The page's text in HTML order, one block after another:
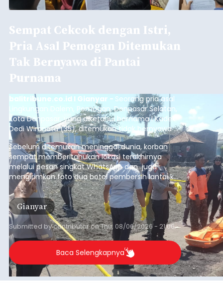
Sempat Cekcok dengan Istri,
Pria Asal Pemogan Ditemukan
Tak Bernyawa di Pantai
Purnama
balitribune.co.id I Gianyar - Seorang pria asal
Lingkungan Dalem, Pemogan, Denpasar Selatan,
Kota Denpasar, yang diketahui bernama I Kadek
Dedi Wiranata (35), ditemukan tidak bernyawa di
pesisir Pantai Purnama, Sukawati.
Sebelum ditemukan meninggal dunia, korban
sempat memberitahukan lokasi terakhirnya
melalui pesan singkat WhatsApp dan juga
mengirimkan foto dua botol pembersih lantai ke
istrinya.
Gianyar
Submitted bycontributoronThu, 08/06/2026 - 21:06
Baca Selengkapnya